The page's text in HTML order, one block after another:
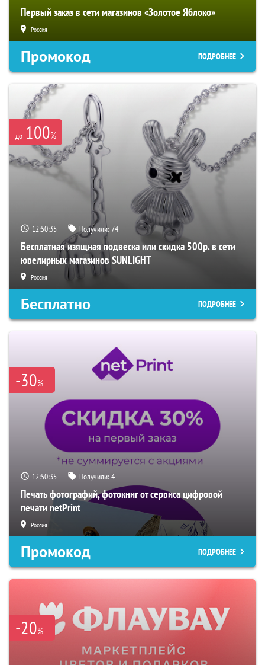
Первый заказ в сети магазинов «Золотое Яблоко»
Россия
Промокод ПОДРОБНЕЕ
до 100%
12:50:34 Получили:74
Бесплатная изящная подвеска или скидка 500р. в сети
ювелирных магазинов SUNLIGHT
Россия
Бесплатно ПОДРОБНЕЕ
-30%
12:50:34 Получили:4
Печать фотографий, фотокниг от сервиса цифровой
печати netPrint
Россия
Промокод ПОДРОБНЕЕ
-20%